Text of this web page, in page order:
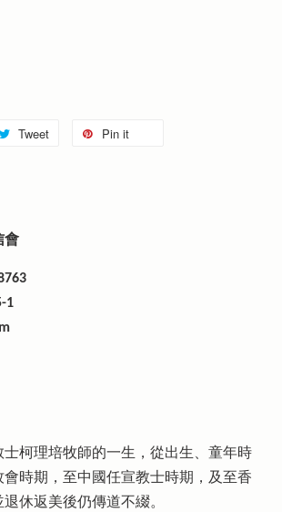
Tweet Pin it
會
1
柯理培牧師的一生，從出生、童年時
時期，至中國任宣教士時期，及至香
休返美後仍傳道不綴。